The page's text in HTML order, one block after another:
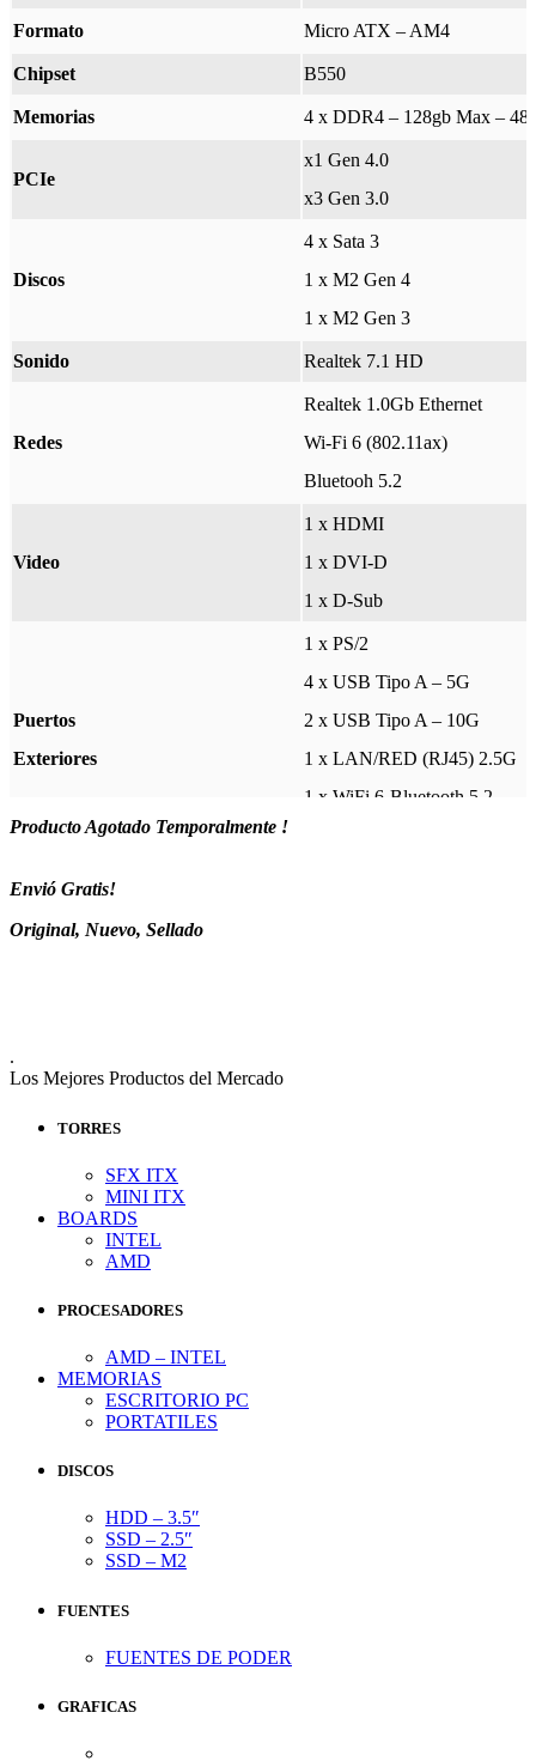
Formato Micro ATX – AM4
Chipset B550
Memorias 4 x DDR4 – 128gb Max –
PCIe
x1 Gen 4.0
x3 Gen 3.0
Discos
4 x Sata 3
1 x M2 Gen 4
1 x M2 Gen 3
Sonido Realtek 7.1 HD
Redes
Realtek 1.0Gb Ethernet
Wi-Fi 6 (802.11ax)
Bluetooh 5.2
Video
1 x HDMI
1 x DVI-D
1 x D-Sub
Puertos
Exteriores
1 x PS/2
4 x USB Tipo A – 5G
2 x USB Tipo A – 10G
1 x LAN/RED (RJ45) 2.5G
1 x WiFi 6-Bluetooth 5.2
Garantía
Producto Agotado Temporalmente !
Envió Gratis!
Original, Nuevo, Sellado
.
Los Mejores Productos del Mercado
TORRES
SFX ITX
MINI ITX
BOARDS
INTEL
AMD
PROCESADORES
AMD – INTEL
MEMORIAS
ESCRITORIO PC
PORTATILES
DISCOS
HDD – 3.5″
SSD – 2.5″
SSD – M2
FUENTES
FUENTES DE PODER
GRAFICAS